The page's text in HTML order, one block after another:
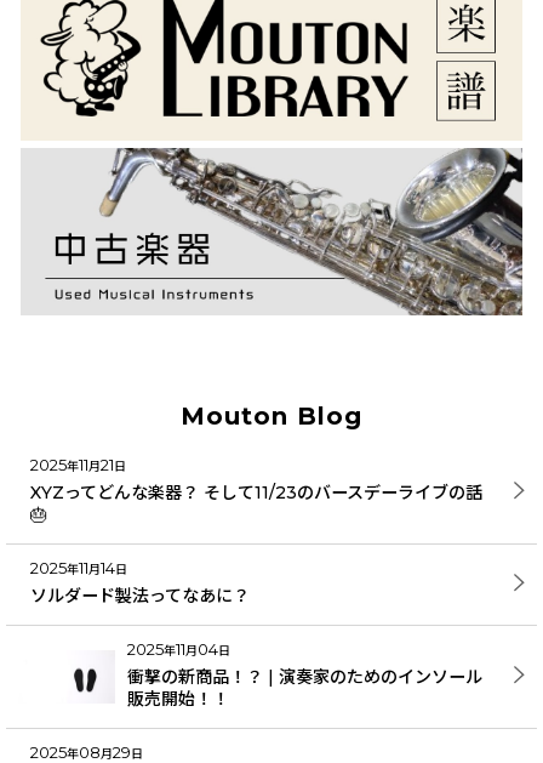
Mouton Blog
2025年11月21日
XYZってどんな楽器？ そして11/23のバースデーライブの話
🎂
2025年11月14日
ソルダード製法ってなあに？
2025年11月04日
衝撃の新商品！？ | 演奏家のためのインソール
販売開始！！
2025年08月29日